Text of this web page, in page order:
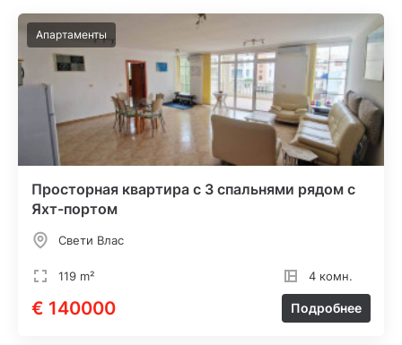
Апартаменты
Просторная квартира с 3 спальнями рядом с
Яхт-портом
Свети Влас
119 m² 4 комн.
€ 140000 Подробнее